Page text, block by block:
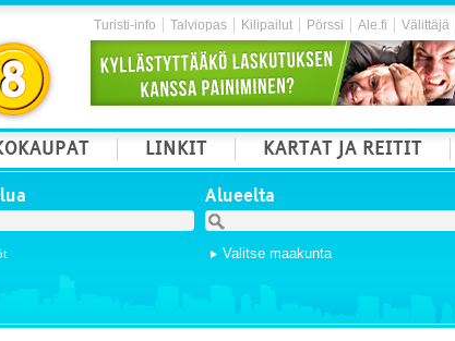
Turisti-info Talviopas Kilipailut Pörssi Ale.fi Välittäjä
LINKIT KARTAT JA REITIT
Alueelta
Valitse maakunta